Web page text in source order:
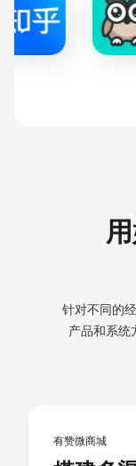
针对不同的
产品和系统
有赞微商城